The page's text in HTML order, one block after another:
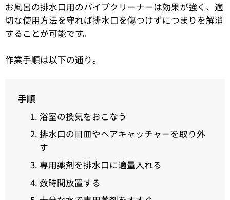
お風呂の排水口用のパイプクリーナーは効果が強く、適
切な使用方法を守れば排水口を傷つけずにつまりを解消
することが可能です。
作業手順は以下の通り。
手順
浴室の換気をおこなう
排水口の目皿やヘアキャッチャーを取り外
す
専用薬剤を排水口に適量入れる
数時間放置する